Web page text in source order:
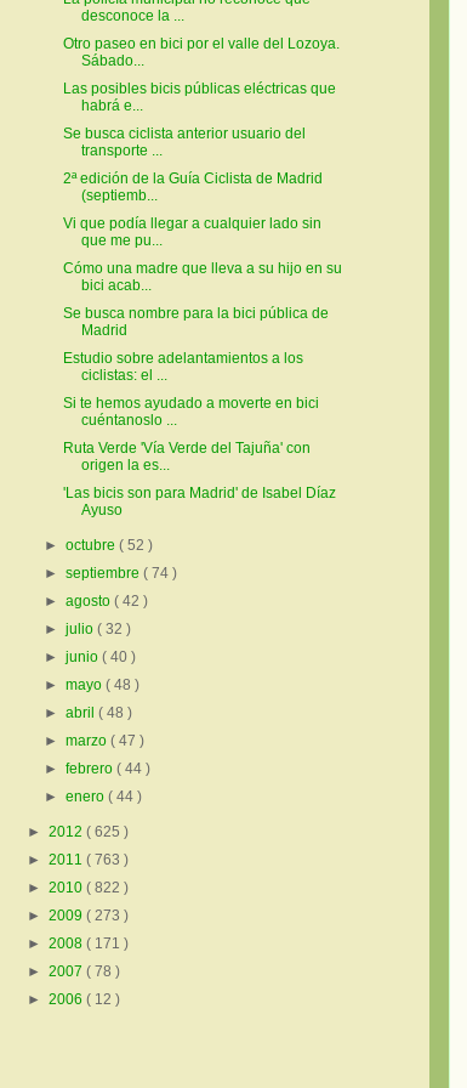
desconoce la ...
Otro paseo en bici por el valle del Lozoya.
Sábado...
Las posibles bicis públicas eléctricas que
habrá e...
Se busca ciclista anterior usuario del
transporte ...
2ª edición de la Guía Ciclista de Madrid
(septiemb...
Vi que podía llegar a cualquier lado sin
que me pu...
Cómo una madre que lleva a su hijo en su
bici acab...
Se busca nombre para la bici pública de
Madrid
Estudio sobre adelantamientos a los
ciclistas: el ...
Si te hemos ayudado a moverte en bici
cuéntanoslo ...
Ruta Verde 'Vía Verde del Tajuña' con
origen la es...
'Las bicis son para Madrid' de Isabel Díaz
Ayuso
►octubre( 52 )
►septiembre( 74 )
►agosto( 42 )
►julio( 32 )
►junio( 40 )
►mayo( 48 )
►abril( 48 )
►marzo( 47 )
►febrero( 44 )
►enero( 44 )
► 2012 ( 625 )
► 2011 ( 763 )
► 2010 ( 822 )
► 2009 ( 273 )
► 2008 ( 171 )
► 2007 ( 78 )
► 2006 ( 12 )